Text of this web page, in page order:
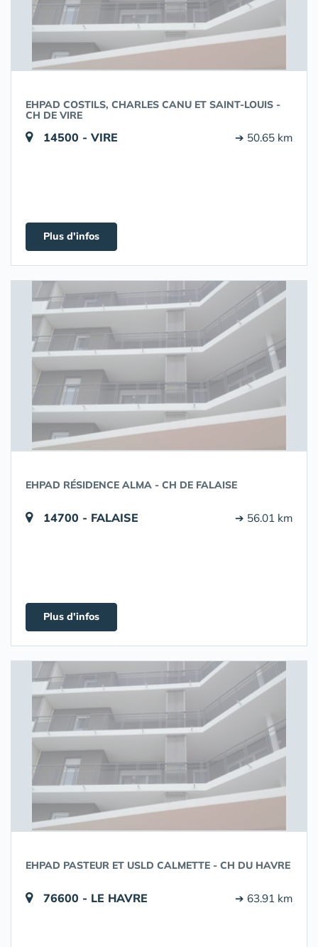
EHPAD COSTILS, CHARLES CANU ET SAINT-LOUIS -
CH DE VIRE
14500 - VIRE ➔ 50.65 km
Plus d'infos
EHPAD RÉSIDENCE ALMA - CH DE FALAISE
14700 - FALAISE ➔ 56.01 km
Plus d'infos
EHPAD PASTEUR ET USLD CALMETTE - CH DU HAVRE
76600 - LE HAVRE ➔ 63.91 km